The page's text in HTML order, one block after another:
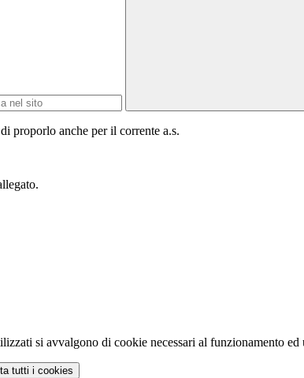
proporlo anche per il corrente a.s.
si avvalgono di cookie necessari al funzionamento
tutti i cookies